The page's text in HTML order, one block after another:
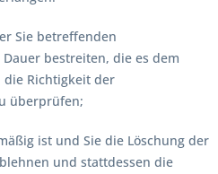
Sie betreffenden
bestreiten, die es dem
Richtigkeit der
überprüfen;
ist und Sie die Löschung der
und stattdessen die